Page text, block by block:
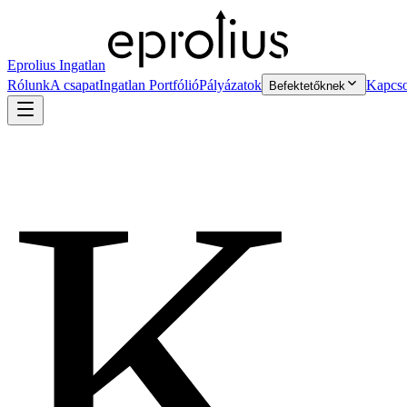
Eprolius Ingatlan
RólunkA csapatIngatlan PortfólióPályázatok Befektetőknek